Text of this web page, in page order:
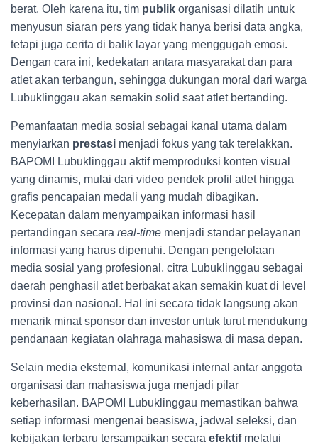
berat. Oleh karena itu, tim publik organisasi dilatih untuk
menyusun siaran pers yang tidak hanya berisi data angka,
tetapi juga cerita di balik layar yang menggugah emosi.
Dengan cara ini, kedekatan antara masyarakat dan para
atlet akan terbangun, sehingga dukungan moral dari warga
Lubuklinggau akan semakin solid saat atlet bertanding.
Pemanfaatan media sosial sebagai kanal utama dalam
menyiarkan prestasi menjadi fokus yang tak terelakkan.
BAPOMI Lubuklinggau aktif memproduksi konten visual
yang dinamis, mulai dari video pendek profil atlet hingga
grafis pencapaian medali yang mudah dibagikan.
Kecepatan dalam menyampaikan informasi hasil
pertandingan secara real-time menjadi standar pelayanan
informasi yang harus dipenuhi. Dengan pengelolaan
media sosial yang profesional, citra Lubuklinggau sebagai
daerah penghasil atlet berbakat akan semakin kuat di level
provinsi dan nasional. Hal ini secara tidak langsung akan
menarik minat sponsor dan investor untuk turut mendukung
pendanaan kegiatan olahraga mahasiswa di masa depan.
Selain media eksternal, komunikasi internal antar anggota
organisasi dan mahasiswa juga menjadi pilar
keberhasilan. BAPOMI Lubuklinggau memastikan bahwa
setiap informasi mengenai beasiswa, jadwal seleksi, dan
kebijakan terbaru tersampaikan secara efektifmelalui